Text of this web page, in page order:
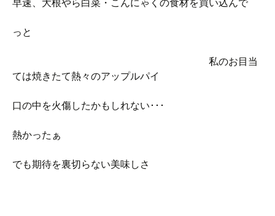
早速、大根やら白菜・こんにゃくの食材を買い込んで
っと
私のお目当
ては焼きたて熱々のアップルパイ
口の中を火傷したかもしれない･･･
熱かったぁ
でも期待を裏切らない美味しさ